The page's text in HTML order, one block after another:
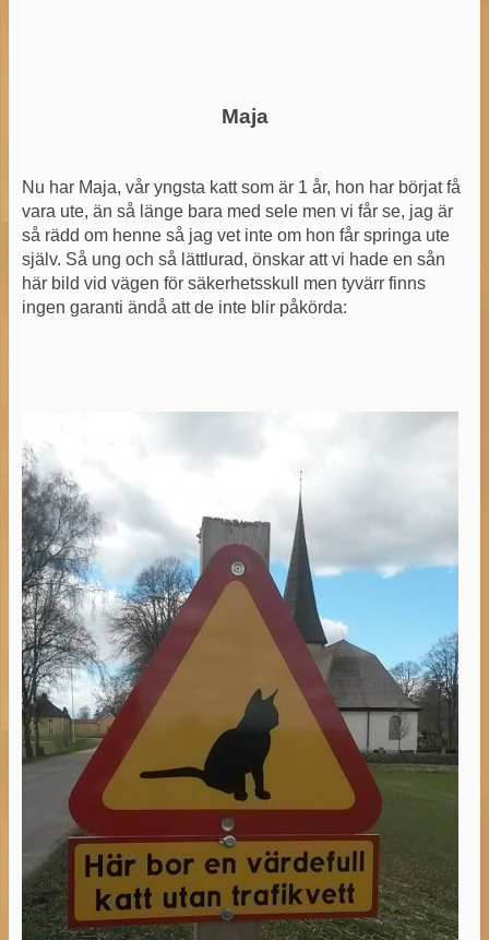
Maja
Nu har Maja, vår yngsta katt som är 1 år, hon har börjat få
vara ute, än så länge bara med sele men vi får se, jag är
så rädd om henne så jag vet inte om hon får springa ute
själv. Så ung och så lättlurad, önskar att vi hade en sån
här bild vid vägen för säkerhetsskull men tyvärr finns
ingen garanti ändå att de inte blir påkörda: